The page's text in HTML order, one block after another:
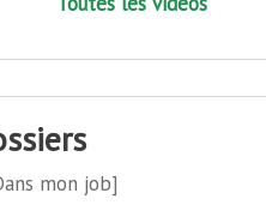
mon job]